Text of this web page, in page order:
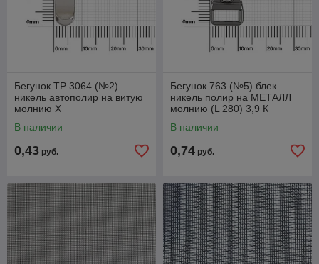
Бегунок ТР 3064 (№2)
никель автополир на витую
молнию Х
В наличии
0,43 руб.
Бегунок 763 (№5) блек
никель полир на МЕТАЛЛ
молнию (L 280) 3,9 К
В наличии
0,74 руб.